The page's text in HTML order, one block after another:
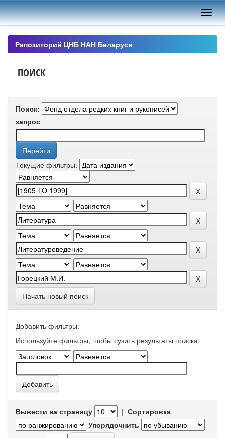
Skip
navigation
Репозиторий ЦНБ НАН Беларуси
ПОИСК
Поиск:
запрос
Текущие фильтры:
Начать новый поиск
Добавить фильтры:
Используйте фильтры, чтобы сузить результаты поиска.
Вывести на страницу | Сортировка
Упорядочнить